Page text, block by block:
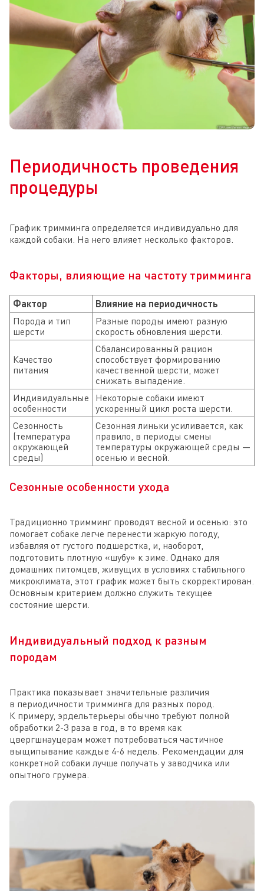
Периодичность проведения
процедуры
График тримминга определяется индивидуально для
каждой собаки. На него влияет несколько факторов.
Факторы, влияющие на частоту тримминга
Фактор Влияние на периодичность
Порода и тип
шерсти
Разные породы имеют разную
скорость обновления шерсти.
Качество
питания
Сбалансированный рацион
способствует формированию
качественной шерсти, может
снижать выпадение.
Индивидуальные
особенности
Некоторые собаки имеют
ускоренный цикл роста шерсти.
Сезонность
(температура
окружающей
среды)
Сезонная линьки усиливается, как
правило, в периоды смены
температуры окружающей среды —
осенью и весной.
Сезонные особенности ухода
Традиционно тримминг проводят весной и осенью: это
помогает собаке легче перенести жаркую погоду,
избавляя от густого подшерстка, и, наоборот,
подготовить плотную «шубу» к зиме. Однако для
домашних питомцев, живущих в условиях стабильного
микроклимата, этот график может быть скорректирован.
Основным критерием должно служить текущее
состояние шерсти.
Индивидуальный подход к разным
породам
Практика показывает значительные различия
в периодичности тримминга для разных пород.
К примеру, эрдельтерьеры обычно требуют полной
обработки 2-3 раза в год, в то время как
цвергшнауцерам может потребоваться частичное
выщипывание каждые 4-6 недель. Рекомендации для
конкретной собаки лучше получать у заводчика или
опытного грумера.